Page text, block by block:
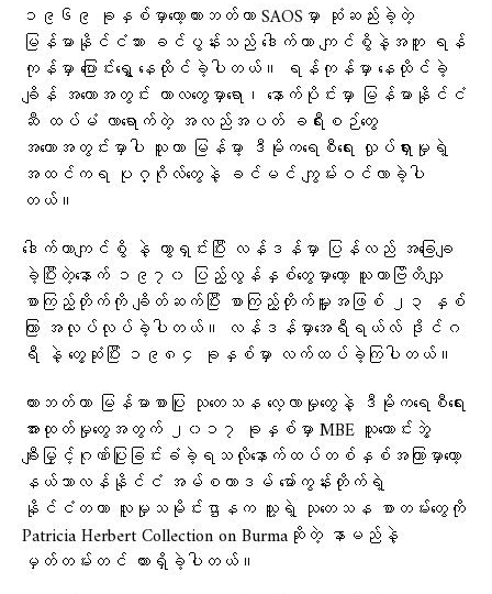
၁၉၆၉ ခုနှစ်မှာတော့ဟားဘတ်ဟာ SAOSမှာ ဆုံဆည်းခဲ့တဲ့
မြန်မာနိုင်ငံသား ခင်ပွန်းသည် ဒေါက်တာ ကျင်စွိနဲ့အတူ ရန်
ကုန်မှာ ပြောင်းရွှေ့ နေထိုင်ခဲ့ပါတယ်။ ရန်ကုန်မှာ နေထိုင်ခဲ့
ချိန် အတောအတွင်း ကာလတွေမှာရော၊ နောက်ပိုင်းမှာ မြန်မာနိုင်ငံ
ဆီ ထပ်မံ လာရောက်တဲ့ အလည်အပတ် ခရီးစဉ်တွေ
အတောအတွင်းမှာပါ သူဟာ မြန်မာ့ ဒီမိုကရေစီရေး လှုပ်ရှားမှုရဲ့
အထင်ကရ ပုဂ္ဂိုလ်တွေနဲ့ ခင်မင် ကျွမ်းဝင်လာခဲ့ပါ
တယ်။
ဒေါက်တာကျင်စွိ နဲ့ ကွာရှင်းပြီး လန်ဒန်မှာ ပြန်လည် အခြေချ
ခဲ့ပြီးတဲ့နောက် ၁၉၇၀ ပြည့်လွန်နှစ်တွေမှာတော့ သူဟာဗြိတိသျှ
စာကြည့်တိုက်ကို ချိတ်ဆက်ပြီး စာကြည့်တိုက်မှူးအဖြစ် ၂၃ နှစ်
ကြာ အလုပ်လုပ်ခဲ့ပါတယ်။ လန်ဒန်မှာအေရီရယ်လ် ဒိုင်ဂ
ရီ နဲ့ တွေ့ဆုံပြီး ၁၉၈၄ ခုနှစ်မှာ လက်ထပ်ခဲ့ကြပါတယ်။
ဟားဘတ်ဟာ မြန်မာစာပြု သုတေသန လေ့လာမှုတွေနဲ့ ဒီမိုကရေစီရေး
အားထုတ်မှုတွေအတွက် ၂၀၁၇ ခုနှစ်မှာ MBE သူကောင်းဘွဲ့
ချီးမြှင့်ဂုဏ်ပြုခြင်းခံခဲ့ရသလိုနောက်ထပ်တစ်နှစ်အကြာမှာတော့
နယ်သာလန်နိုင်ငံ အမ်စတာဒမ် မော်ကွန်းတိုက်ရဲ့
နိုင်ငံတကာ လူမှုသမိုင်းဌာနက သူ့ရဲ့ သုတေသန စာတမ်းတွေကို
Patricia Herbert Collection on Burmaဆိုတဲ့ နာမည်နဲ့
မှတ်တမ်းတင် ထားရှိခဲ့ပါတယ်။